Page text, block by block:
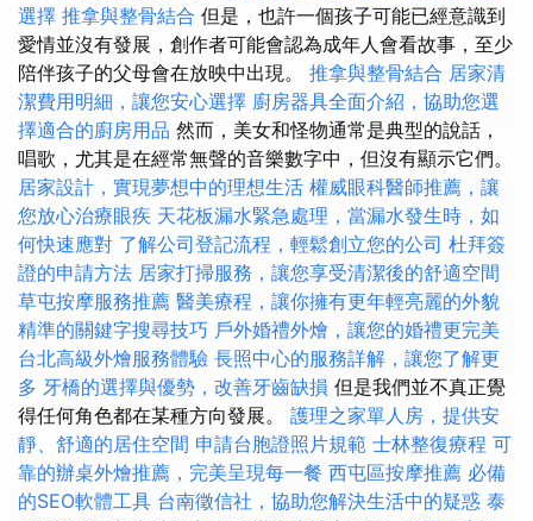
選擇 推拿與整骨結合 但是，也許一個孩子可能已經意識到
愛情並沒有發展，創作者可能會認為成年人會看故事，至少
陪伴孩子的父母會在放映中出現。 推拿與整骨結合 居家清
潔費用明細，讓您安心選擇 廚房器具全面介紹，協助您選
擇適合的廚房用品 然而，美女和怪物通常是典型的說話，
唱歌，尤其是在經常無聲的音樂數字中，但沒有顯示它們。
居家設計，實現夢想中的理想生活 權威眼科醫師推薦，讓
您放心治療眼疾 天花板漏水緊急處理，當漏水發生時，如
何快速應對 了解公司登記流程，輕鬆創立您的公司 杜拜簽
證的申請方法 居家打掃服務，讓您享受清潔後的舒適空間
草屯按摩服務推薦 醫美療程，讓你擁有更年輕亮麗的外貌
精準的關鍵字搜尋技巧 戶外婚禮外燴，讓您的婚禮更完美
台北高級外燴服務體驗 長照中心的服務詳解，讓您了解更
多 牙橋的選擇與優勢，改善牙齒缺損 但是我們並不真正覺
得任何角色都在某種方向發展。 護理之家單人房，提供安
靜、舒適的居住空間 申請台胞證照片規範 士林整復療程 可
靠的辦桌外燴推薦，完美呈現每一餐 西屯區按摩推薦 必備
的SEO軟體工具 台南徵信社，協助您解決生活中的疑惑 泰